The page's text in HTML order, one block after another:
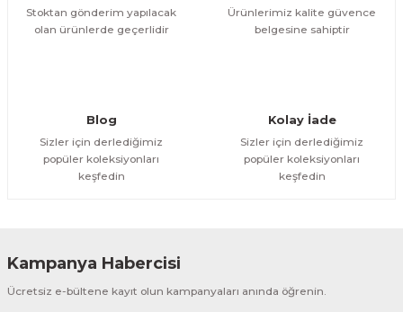
Stoktan gönderim yapılacak
olan ürünlerde geçerlidir
Ürünlerimiz kalite güvence
belgesine sahiptir
Blog
Sizler için derlediğimiz
popüler koleksiyonları
keşfedin
Kolay İade
Sizler için derlediğimiz
popüler koleksiyonları
keşfedin
Kampanya Habercisi
Ücretsiz e-bültene kayıt olun kampanyaları anında öğrenin.